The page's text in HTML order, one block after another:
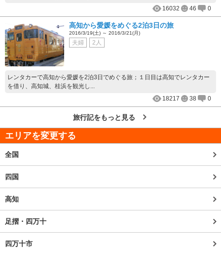
16032
46 0
高知から愛媛をめぐる2泊3日の旅
2016/3/19(土) ～ 2016/3/21(月)
夫婦 2人
レンタカーで高知から愛媛を2泊3日でめぐる旅；１日目は高知でレンタカー
を借り、高知城、桂浜を観光し...
18217
38 0
旅行記をもっと見る
エリアを変更する
全国
四国
高知
足摺・四万十
四万十市